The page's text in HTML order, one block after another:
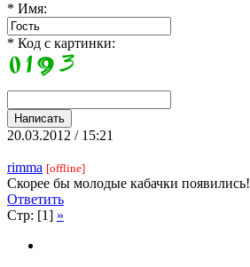
* Имя:
* Код с картинки:
20.03.2012 / 15:21
rimma [offline]
Скорее бы молодые кабачки появились!
Ответить
Стр: [1] »